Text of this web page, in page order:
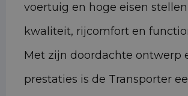
voertuig en hoge eisen
kwaliteit, rijcomfort en
Met zijn doordachte ontwerp
prestaties is de Transporter